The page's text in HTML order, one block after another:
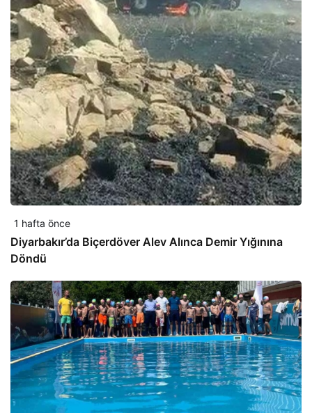
1 hafta önce
Diyarbakır’da Biçerdöver Alev Alınca Demir Yığınına
Döndü